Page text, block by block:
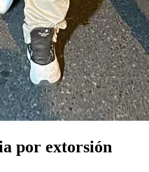
por extorsión